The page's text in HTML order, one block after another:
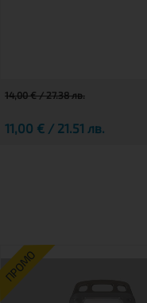
14,00 € / 27.38 лв.
11,00 € / 21.51 лв.
ПРОМО